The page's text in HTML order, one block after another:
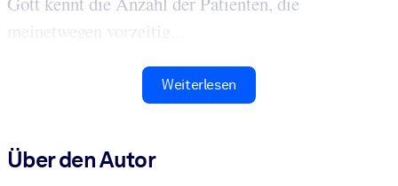
meinetwegen vorzeitig...
Weiterlesen
Über den Autor